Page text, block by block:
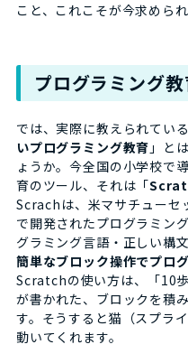
こと、これこそが今求めら
プログラミング
では、実際に教えられてい
いプログラミング教育 」と
ょうか。今全国の小学校で
育のツール、それは「
Scrachは、米マサチューセ
で開発されたプログラミン
グラミング言語・正しい構
簡単なブロック操作でプロ
Scratchの使い方は、「10
が書かれた、ブロックを積
す。そうすると猫（スプラ
動いてくれます。